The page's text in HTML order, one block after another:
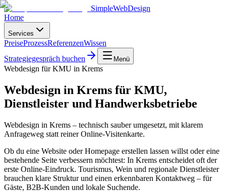
SimpleWebDesign
Home
Services
PreiseProzessReferenzenWissen
Strategiegespräch buchen
Menü
Webdesign für KMU in Krems
Webdesign in Krems für KMU,
Dienstleister und Handwerksbetriebe
Webdesign in Krems – technisch sauber umgesetzt, mit klarem
Anfrageweg statt reiner Online-Visitenkarte.
Ob du eine Website oder Homepage erstellen lassen willst oder eine
bestehende Seite verbessern möchtest: In Krems entscheidet oft der
erste Online-Eindruck. Tourismus, Wein und regionale Dienstleister
brauchen klare Struktur und einen erkennbaren Kontaktweg – für
Gäste, B2B-Kunden und lokale Suchende.